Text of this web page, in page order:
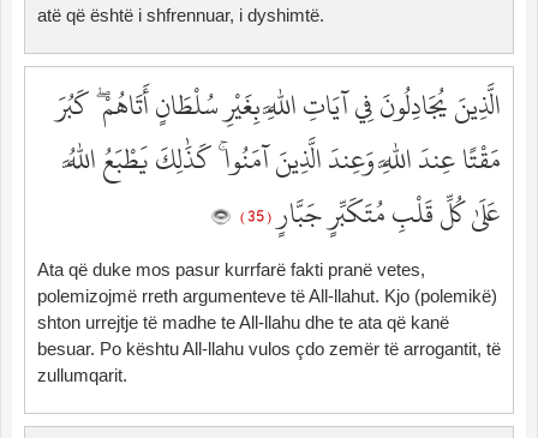
atë që është i shfrennuar, i dyshimtë.
الَّذِينَ يُجَادِلُونَ فِي آيَاتِ اللَّهِ بِغَيْرِ سُلْطَانٍ أَتَاهُمْ ۖ كَبُرَ
مَقْتًا عِندَ اللَّهِ وَعِندَ الَّذِينَ آمَنُوا ۚ كَذَٰلِكَ يَطْبَعُ اللَّهُ
عَلَىٰ كُلِّ قَلْبِ مُتَكَبِّرٍ جَبَّارٍ( 35 )
Ata që duke mos pasur kurrfarë fakti pranë vetes,
polemizojmë rreth argumenteve të All-llahut. Kjo (polemikë)
shton urrejtje të madhe te All-llahu dhe te ata që kanë
besuar. Po kështu All-llahu vulos çdo zemër të arrogantit, të
zullumqarit.